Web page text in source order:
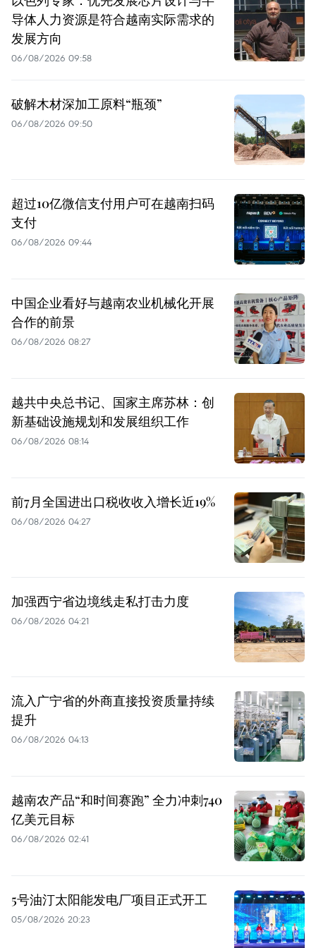
导体人力资源是符合越南实际需求的
发展方向
06/08/2026 09:58
破解木材深加工原料“瓶颈”
06/08/2026 09:50
超过10亿微信支付用户可在越南扫码
支付
06/08/2026 09:44
中国企业看好与越南农业机械化开展
合作的前景
06/08/2026 08:27
越共中央总书记、国家主席苏林：创
新基础设施规划和发展组织工作
06/08/2026 08:14
前7月全国进出口税收收入增长近19%
06/08/2026 04:27
加强西宁省边境线走私打击力度
06/08/2026 04:21
流入广宁省的外商直接投资质量持续
提升
06/08/2026 04:13
越南农产品“和时间赛跑” 全力冲刺740
亿美元目标
06/08/2026 02:41
5号油汀太阳能发电厂项目正式开工
05/08/2026 20:23